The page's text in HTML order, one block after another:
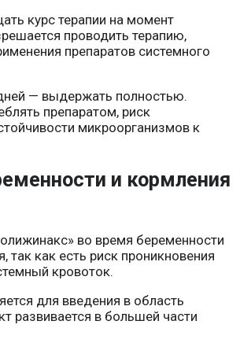
курс терапии на момент
проводить терапию,
препаратов системного
— выдержать полностью.
препаратом, риск
микроорганизмов к
и кормления
во время беременности
так как есть риск проникновения
кровоток.
для введения в область
развивается в большей части